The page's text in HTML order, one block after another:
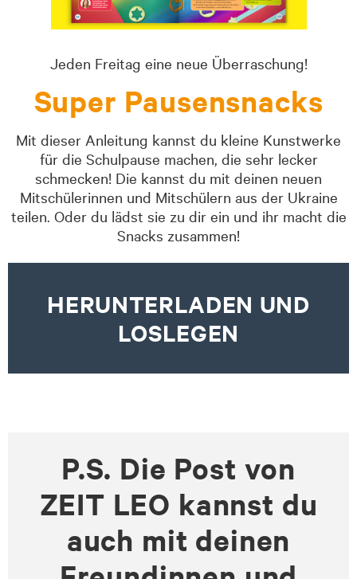
Jeden Freitag eine neue Überraschung!
Super Pausensnacks
Mit dieser Anleitung kannst du kleine Kunstwerke
für die Schulpause machen, die sehr lecker
schmecken! Die kannst du mit deinen neuen
Mitschülerinnen und Mitschülern aus der Ukraine
teilen. Oder du lädst sie zu dir ein und ihr macht die
Snacks zusammen!
HERUNTERLADEN UND
LOSLEGEN
P.S. Die Post von
ZEIT LEO kannst du
auch mit deinen